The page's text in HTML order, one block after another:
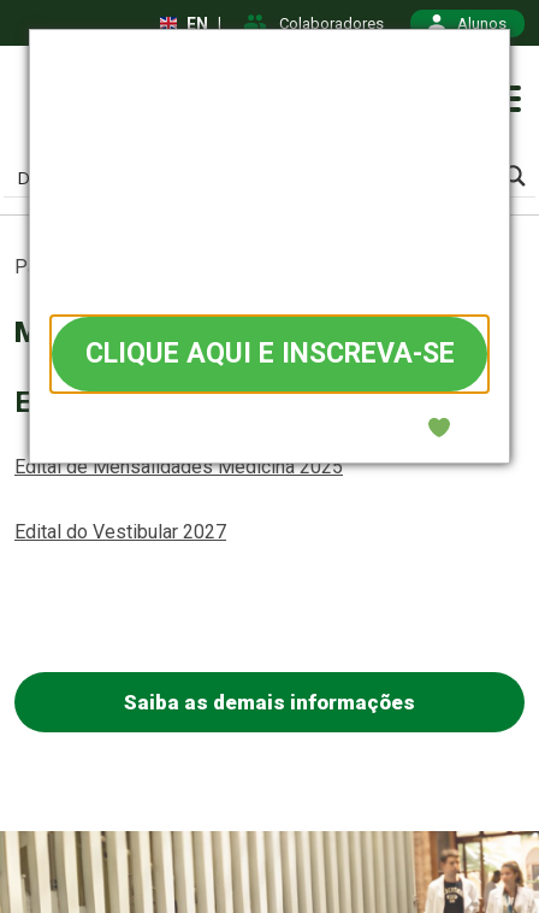
CLIQUE AQUI E INSCREVA-SE
Colaboradores Alunos
EN |
Página inicial
Medicina: Editais
Editais
Edital de Mensalidades Medicina 2025
Edital do Vestibular 2027
Saiba as demais informações